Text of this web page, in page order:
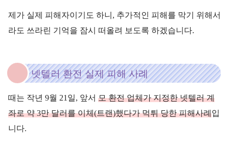
제가 실제 피해자이기도 하니, 추가적인 피해를 막기 위해서
라도 쓰라린 기억을 잠시 떠올려 보도록 하겠습니다.
넷텔러 환전 실제 피해 사례
때는 작년 9월 21일, 앞서 모환전 업체가 지정한 넷텔러 계
좌로 약 3만 달러를 이체(트랜)했다가 먹튀 당한 피해사례입
니다.